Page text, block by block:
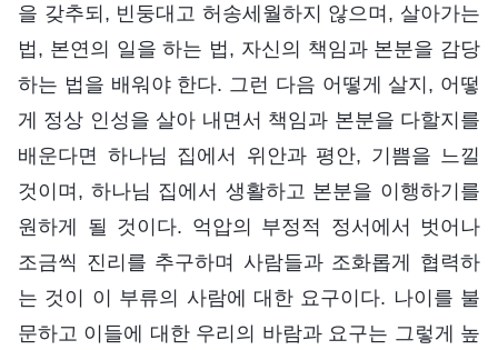
을 갖추되, 빈둥대고 허송세월하지 않으며, 살아가는
법, 본연의 일을 하는 법, 자신의 책임과 본분을 감당
하는 법을 배워야 한다. 그런 다음 어떻게 살지, 어떻
게 정상 인성을 살아 내면서 책임과 본분을 다할지를
배운다면 하나님 집에서 위안과 평안, 기쁨을 느낄
것이며, 하나님 집에서 생활하고 본분을 이행하기를
원하게 될 것이다. 억압의 부정적 정서에서 벗어나
조금씩 진리를 추구하며 사람들과 조화롭게 협력하
는 것이 이 부류의 사람에 대한 요구이다. 나이를 불
문하고 이들에 대한 우리의 바람과 요구는 그렇게 높